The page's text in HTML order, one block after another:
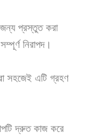
জন্য প্রস্তুত করা
নিরাপদ।
সহজেই এটি গ্রহণ
দ্রুত কাজ করে